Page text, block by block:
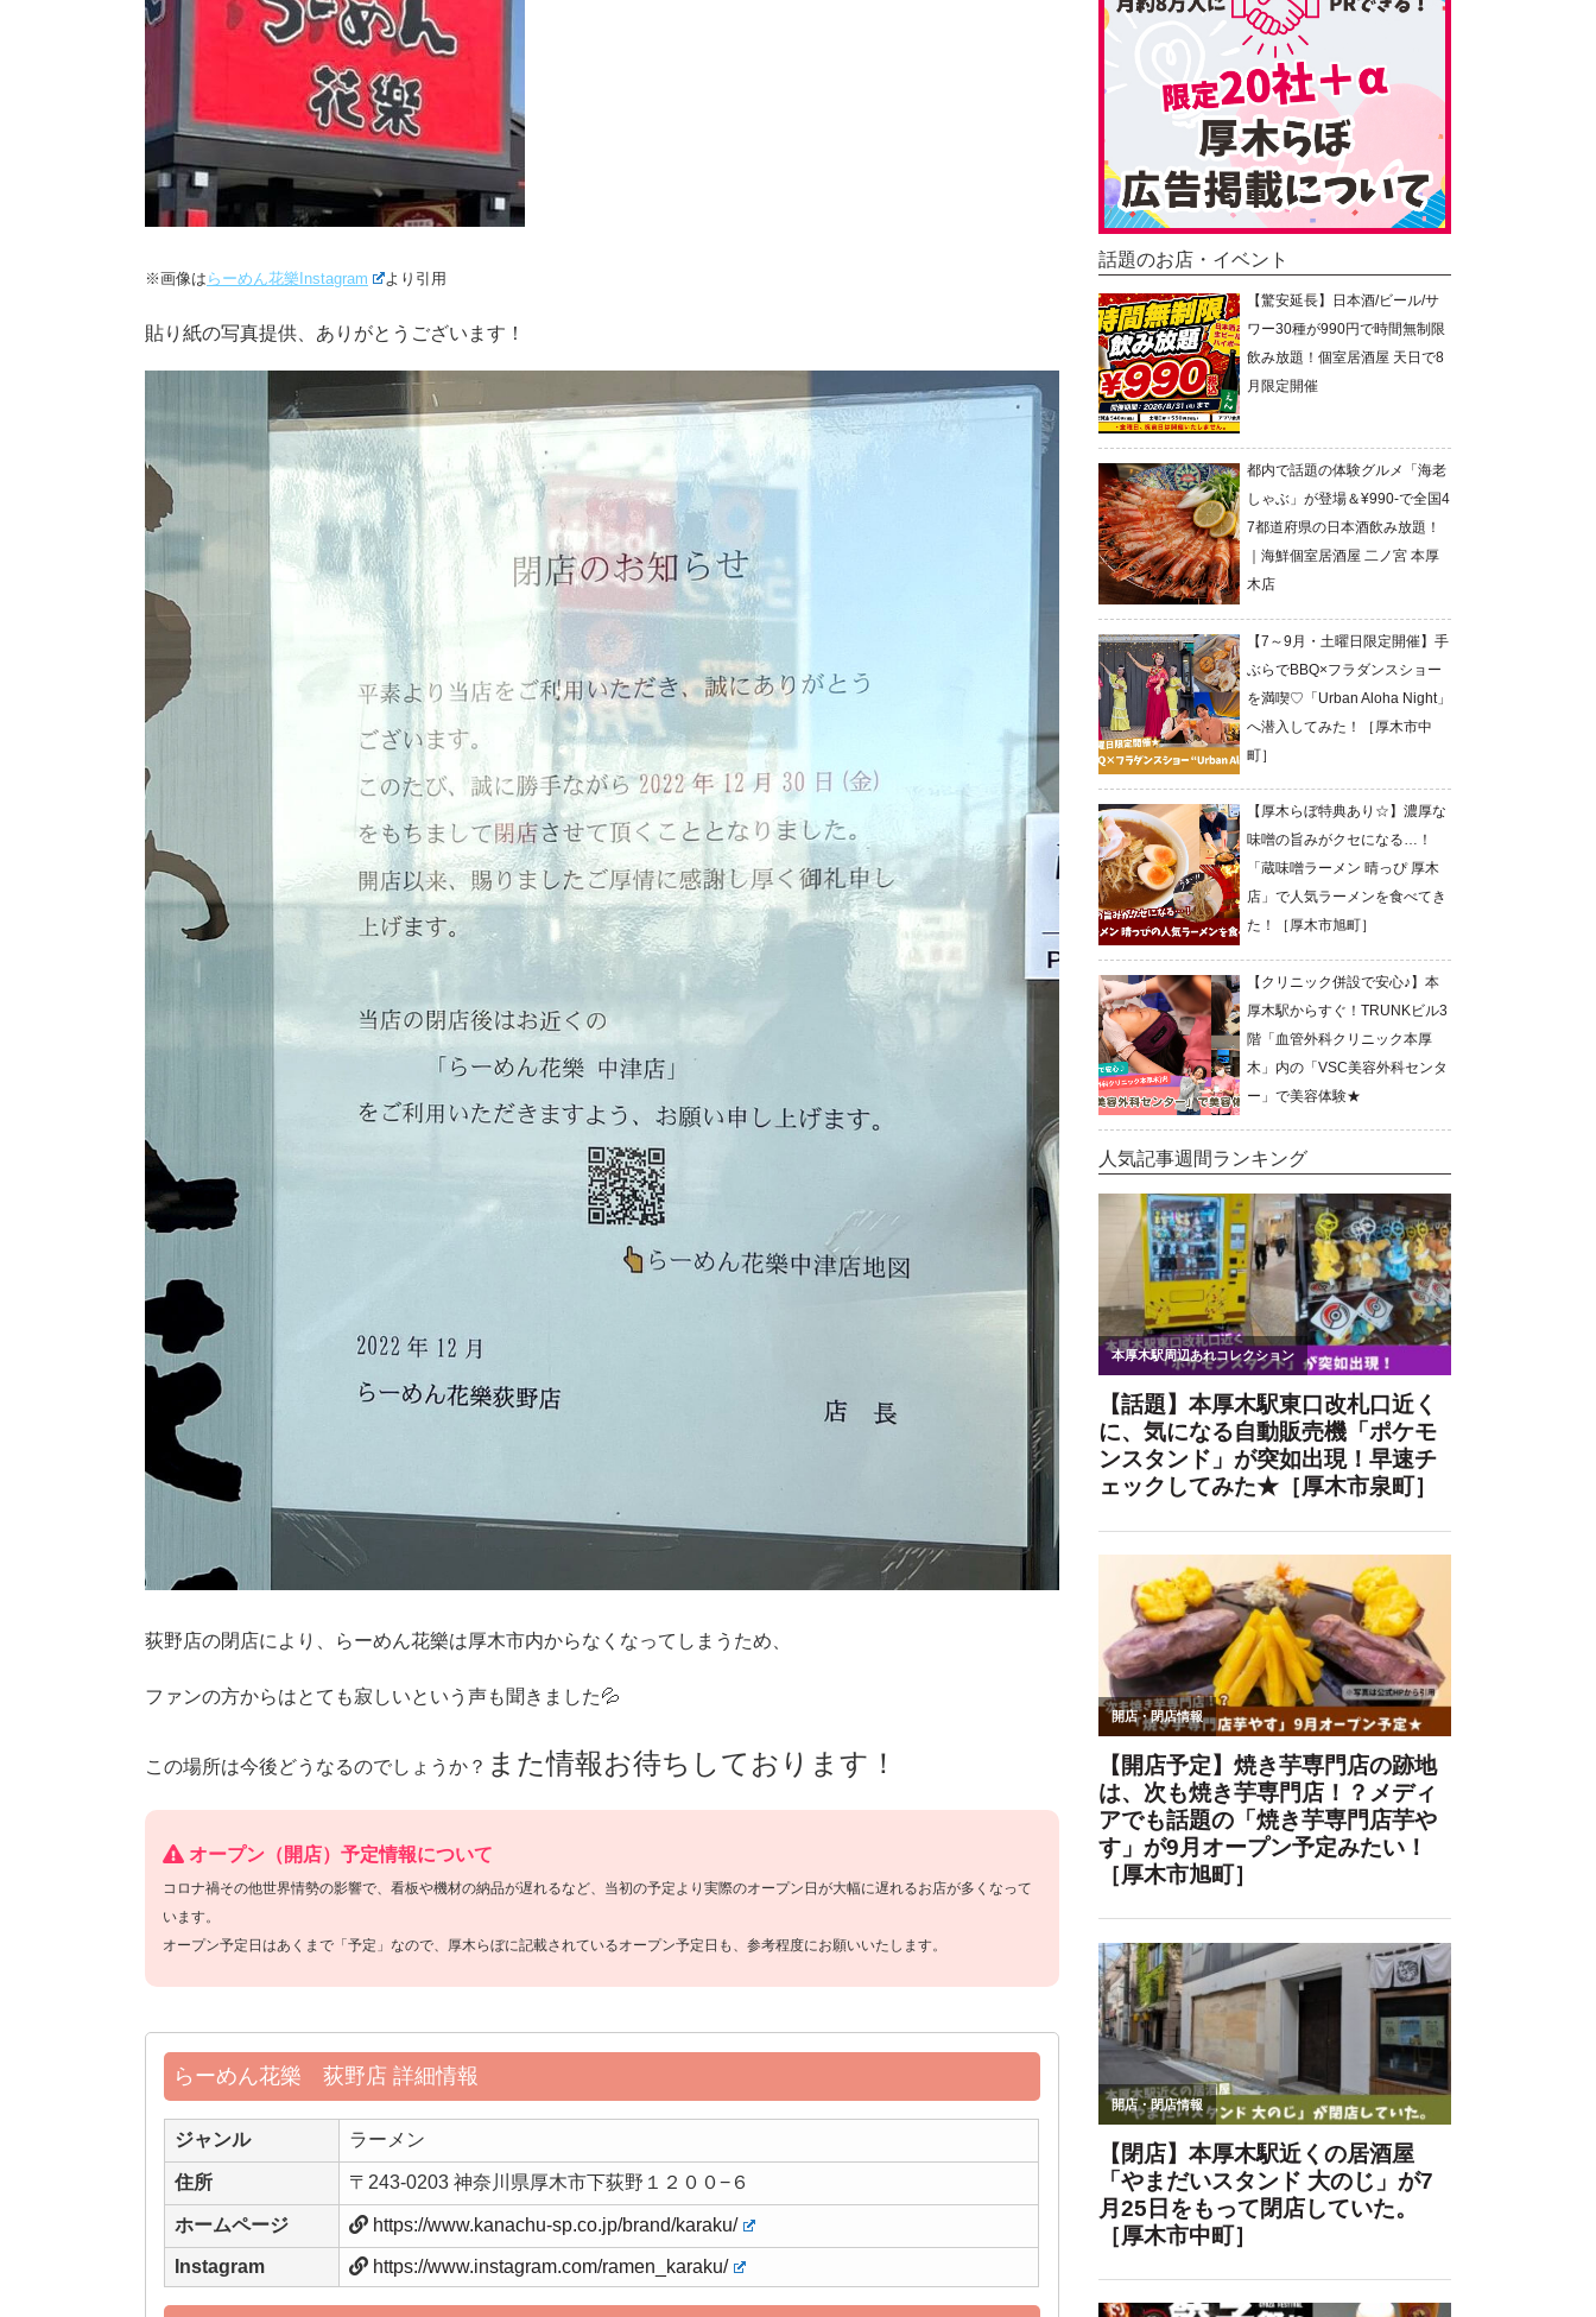
※画像は らーめん花樂Instagram より引用
貼り紙の写真提供、ありがとうございます！
荻野店の閉店により、らーめん花樂は厚木市内からなくなってしまうため、
ファンの方からはとても寂しいという声も聞きました💦
この場所は今後どうなるのでしょうか？ また情報お待ちしております！
オープン（開店）予定情報について
コロナ禍その他世界情勢の影響で、看板や機材の納品が遅れるなど、当初の予定より実際のオープン日が大幅に遅れるお店が多くなって
います。
オープン予定日はあくまで「予定」なので、厚木らぼに記載されているオープン予定日も、参考程度にお願いいたします。
らーめん花樂 荻野店 詳細情報
ジャンル ラーメン
住所 〒243-0203 神奈川県厚木市下荻野１２００−６
ホームページ https://www.kanachu-sp.co.jp/brand/karaku/
Instagram https://www.instagram.com/ramen_karaku/
話題のお店・イベント
【驚安延長】日本酒/ビール/サ
ワー30種が990円で時間無制限
飲み放題！個室居酒屋 天日で8
月限定開催
都内で話題の体験グルメ「海老
しゃぶ」が登場＆¥990-で全国4
7都道府県の日本酒飲み放題！
｜海鮮個室居酒屋 二ノ宮 本厚
木店
【7～9月・土曜日限定開催】手
ぶらでBBQ×フラダンスショー
を満喫♡「Urban Aloha Night」
へ潜入してみた！［厚木市中
町］
【厚木らぼ特典あり☆】濃厚な
味噌の旨みがクセになる…！
「蔵味噌ラーメン 晴っぴ 厚木
店」で人気ラーメンを食べてき
た！［厚木市旭町］
【クリニック併設で安心♪】本
厚木駅からすぐ！TRUNKビル3
階「血管外科クリニック本厚
木」内の「VSC美容外科センタ
ー」で美容体験★
人気記事週間ランキング